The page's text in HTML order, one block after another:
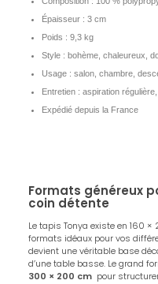
Épaisseur : 3 cm
Poids : 9,3 kg
Style : bohème, chaleureux,
Usage : salon, chambre,
Entretien : aspiration
Expédié depuis la France
Formats généreux
coin détente
Le tapis Tonya existe en 160
formats idéaux pour vos
devient une véritable base
d’une table basse. Le grand
300 × 200 cmpour